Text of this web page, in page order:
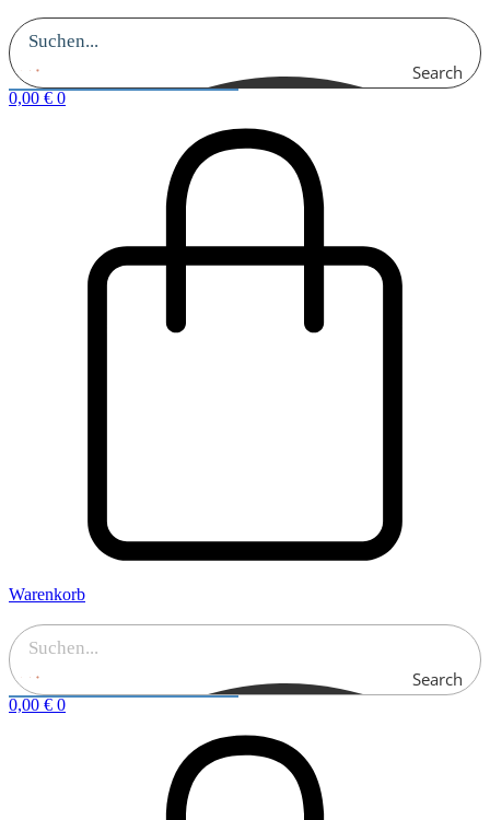
Search
0,00 € 0
Warenkorb
Search
0,00 € 0